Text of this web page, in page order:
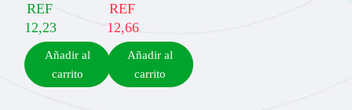
REF
12,23
Añadir al
carrito
REF
12,66
Añadir al
carrito